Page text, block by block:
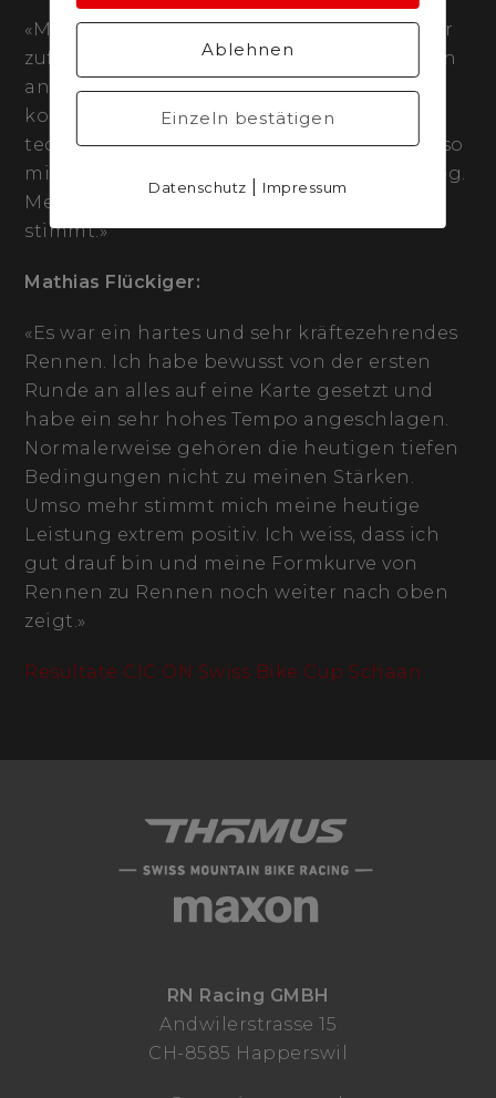
«Mit meiner heutigen Leistung bin ich sehr
zufrieden. Ich konnte mein eigenes Rennen
an der Spitze fahren und mein Tempo
kontrolliert durchziehen. Dabei habe ich
technisch keine Fehler gemacht und kam so
mit dosiertem Risiko zu einem schönen Sieg.
Mein Fahrplan in Richtung Weltcupstart
stimmt.»
Mathias Flückiger:
«Es war ein hartes und sehr kräftezehrendes
Rennen. Ich habe bewusst von der ersten
Runde an alles auf eine Karte gesetzt und
habe ein sehr hohes Tempo angeschlagen.
Normalerweise gehören die heutigen tiefen
Bedingungen nicht zu meinen Stärken.
Umso mehr stimmt mich meine heutige
Leistung extrem positiv. Ich weiss, dass ich
gut drauf bin und meine Formkurve von
Rennen zu Rennen noch weiter nach oben
zeigt.»
Resultate CIC ON Swiss Bike Cup Schaan
RN Racing GMBH
Andwilerstrasse 15
CH-8585 Happerswil
Ablehnen
Einzeln bestätigen
Datenschutz Impressum